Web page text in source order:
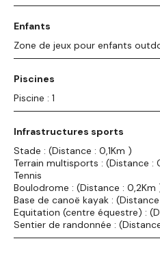
Enfants
Zone de jeux pour enfants
Piscines
Piscine : 1
Infrastructures sports
Stade : (Distance : 0,1Km )
Terrain multisports : (Distance :
Tennis
Boulodrome : (Distance : 0,2Km
Base de canoë kayak : (Distance
Equitation (centre équestre) :
Sentier de randonnée :